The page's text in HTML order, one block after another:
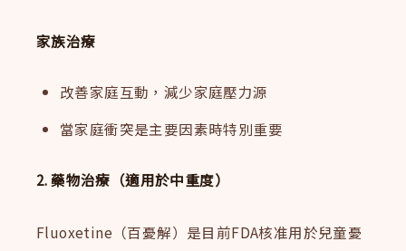
家族治療
改善家庭互動，減少家庭壓力源
當家庭衝突是主要因素時特別重要
2. 藥物治療（適用於中重度）
Fluoxetine（百憂解）是目前FDA核准用於兒童憂